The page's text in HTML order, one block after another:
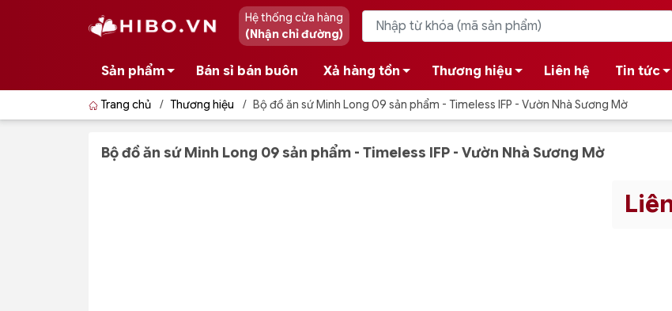
Hệ thống cửa hàng
(Nhận chỉ đường)
Sản phẩm Bán sỉ bán buôn Xả hàng tồn Thương hiệu Liên hệ Tin tức
Trang chủ / Thương hiệu / Bộ đồ ăn sứ Minh Long 09 sản phẩm - Timeless IFP - Vườn Nhà Sương Mờ
Bộ đồ ăn sứ Minh Long 09 sản phẩm - Timeless IFP - Vườn Nhà Sương Mờ